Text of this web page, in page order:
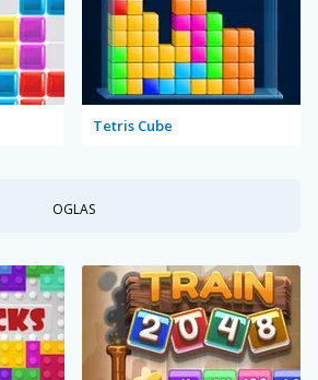
Tetris Cube
OGLAS